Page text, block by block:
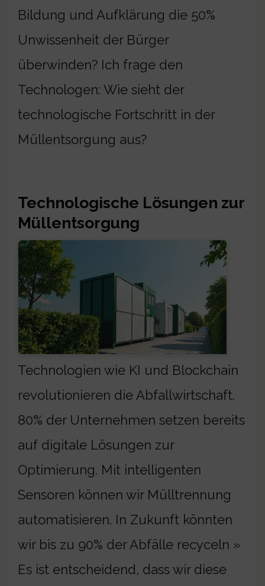
Bildung und Aufklärung die 50%
Unwissenheit der Bürger
überwinden? Ich frage den
Technologen: Wie sieht der
technologische Fortschritt in der
Müllentsorgung aus?
Technologische Lösungen zur
Müllentsorgung
Technologien wie KI und Blockchain
revolutionieren die Abfallwirtschaft.
80% der Unternehmen setzen bereits
auf digitale Lösungen zur
Optimierung. Mit intelligenten
Sensoren können wir Mülltrennung
automatisieren. In Zukunft könnten
wir bis zu 90% der Abfälle recyceln »
Es ist entscheidend, dass wir diese